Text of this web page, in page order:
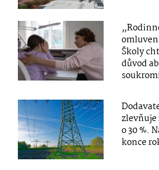
Školy
důvod
o 30 %.
konce